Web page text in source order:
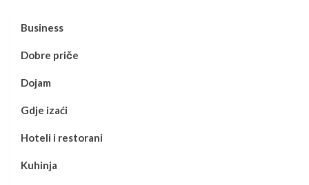
Business
Dobre priče
Dojam
Gdje izaći
Hoteli i restorani
Kuhinja